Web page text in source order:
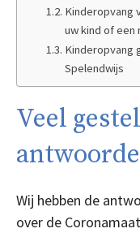
Kinderopvang
uw kind of een
Kinderopvang
Spelendwijs
Veel
Wij hebben de
over de